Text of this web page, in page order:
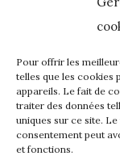
Pour offrir les
telles que les cookies
appareils. Le fait de
traiter des données
uniques sur ce site.
consentement peut
et fonctions.